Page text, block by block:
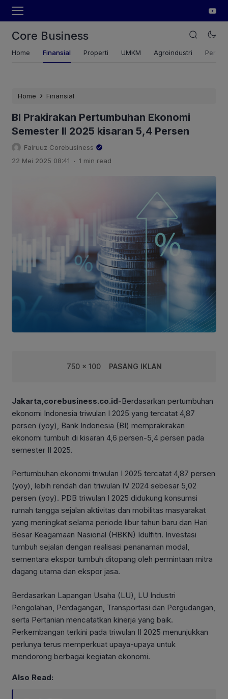
Core Business
Home Finansial Properti UMKM Agroindustri
Home › Finansial
BI Prakirakan Pertumbuhan Ekonomi
Semester II 2025 kisaran 5,4 Persen
Fairuuz Corebusiness
22 Mei 2025 08:41 . 1 min read
750 x 100 PASANG IKLAN
Jakarta,corebusiness.co.id-Berdasarkan pertumbuhan
ekonomi Indonesia triwulan I 2025 yang tercatat 4,87
persen (yoy), Bank Indonesia (BI) memprakirakan
ekonomi tumbuh di kisaran 4,6 persen-5,4 persen pada
semester II 2025.
Pertumbuhan ekonomi triwulan I 2025 tercatat 4,87 persen
(yoy), lebih rendah dari triwulan IV 2024 sebesar 5,02
persen (yoy). PDB triwulan I 2025 didukung konsumsi
rumah tangga sejalan aktivitas dan mobilitas masyarakat
yang meningkat selama periode libur tahun baru dan Hari
Besar Keagamaan Nasional (HBKN) Idulfitri. Investasi
tumbuh sejalan dengan realisasi penanaman modal,
sementara ekspor tumbuh ditopang oleh permintaan mitra
dagang utama dan ekspor jasa.
Berdasarkan Lapangan Usaha (LU), LU Industri
Pengolahan, Perdagangan, Transportasi dan Pergudangan,
serta Pertanian mencatatkan kinerja yang baik.
Perkembangan terkini pada triwulan II 2025 menunjukkan
perlunya terus memperkuat upaya-upaya untuk
mendorong berbagai kegiatan ekonomi.
Also Read: